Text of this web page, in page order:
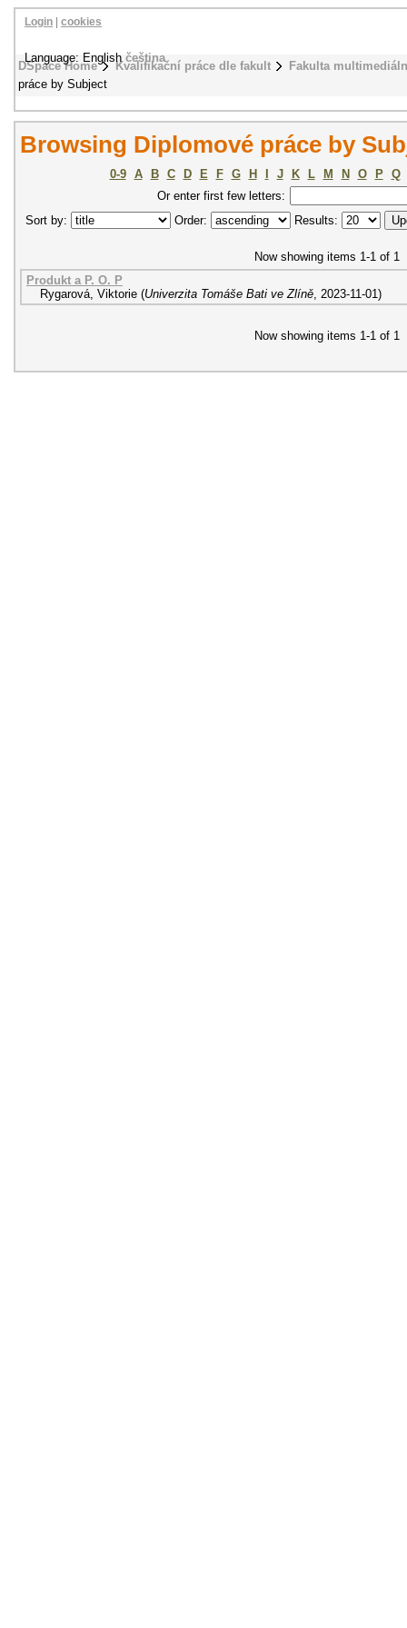
DSpace Home Kvalifikační práce dle fakult
Fakulta
práce by Subject
Login cookies
Language: Englishčeština
Browsing Diplomové práce by
0-9 A B C D E F G H J K L M N O P
Q
Or enter first few letters:
Sort by:
Order: Results:
Now showing items 1-1 of 1
Produkt a P. O. P
Rygarová, Viktorie (Univerzita Tomáše Bati ve Zlíně, 2023-11-01)
Now showing items 1-1 of 1